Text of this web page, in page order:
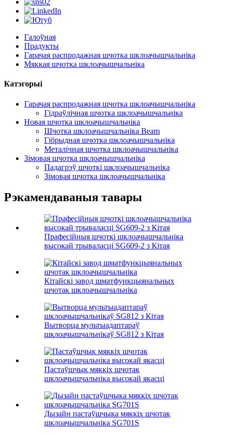
Галоўная
Прадукты
Гарачая распродажная шчотка шклоачышчальніка
Мяккая шчотка шклоачышчальніка
Катэгорыі
Гарачая распродажная шчотка шклоачышчальніка
Гідраўлічная шчотка шклоачышчальніка
Новая шчотка шклоачышчальніка
Шчотка шклоачышчальніка Beam
Гібрыдная шчотка шклоачышчальніка
Металічная шчотка шклоачышчальніка
Зімовая шчотка шклоачышчальніка
Падагрэў шчоткі шклоачышчальніка
Зімовая шчотка шклоачышчальніка
Рэкамендаваныя тавары
Прафесійныя шчоткі шклоачышчальніка
высокай трываласці SG609-2 з Кітая
Кітайскі завод шматфункцыянальных
шчотак шклоачышчальніка
Вытворца мультыадаптараў
шклоачышчальнікаў SG812 з Кітая
Пастаўшчык мяккіх шчотак
шклоачышчальніка высокай якасці
Дызайн пастаўшчыка мяккіх шчотак
шклоачышчальніка SG701S